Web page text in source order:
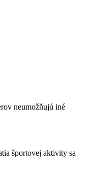
neumožňujú iné
športovej aktivity sa